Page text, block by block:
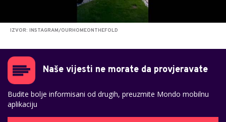
IZVOR: INSTAGRAM/OURHOMEONTHEFOLD
Naše vijesti ne morate da provjeravate
Budite bolje informisani od drugih, preuzmite Mondo mobilnu
aplikaciju